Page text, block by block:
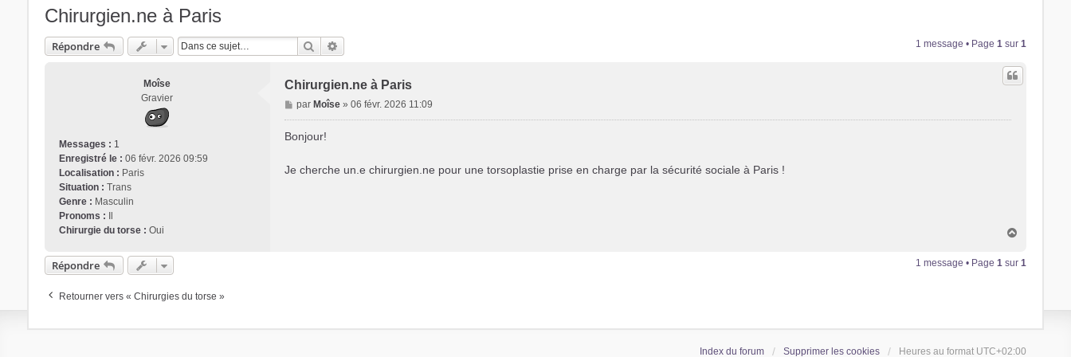
Chirurgien.ne à Paris
Répondre Rechercher 1 message • Page1 sur1
Moîse
Gravier
Messages : 1
Enregistré le : 06 févr. 2026 09:59
Localisation : Paris
Situation : Trans
Genre : Masculin
Pronoms :
Chirurgie du torse : Oui
Chirurgien.ne à Paris
M
e
g
parMoîse »06 févr. 2026 11:09
Bonjour!
Je cherche un.e chirurgien.ne pour une torsoplastie prise en charge par la sécurité sociale à Paris !
u
t
Répondre 1 message • Page1 sur1
Retourner vers « Chirurgies du torse »
Index du forum Supprimer les cookies Heures au format UTC+02:00